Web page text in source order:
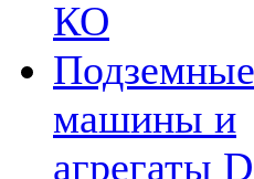
КО
Подземные
машины и
агрегаты